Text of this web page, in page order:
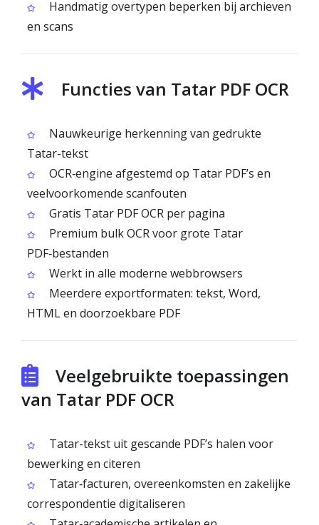
Handmatig overtypen beperken bij archieven
en scans
Functies van Tatar PDF OCR
Nauwkeurige herkenning van gedrukte
Tatar-tekst
OCR‑engine afgestemd op Tatar PDF’s en
veelvoorkomende scanfouten
Gratis Tatar PDF OCR per pagina
Premium bulk OCR voor grote Tatar
PDF‑bestanden
Werkt in alle moderne webbrowsers
Meerdere exportformaten: tekst, Word,
HTML en doorzoekbare PDF
Veelgebruikte toepassingen
van Tatar PDF OCR
Tatar-tekst uit gescande PDF’s halen voor
bewerking en citeren
Tatar‑facturen, overeenkomsten en zakelijke
correspondentie digitaliseren